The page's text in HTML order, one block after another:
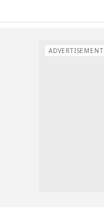
ADVERTISEMENT